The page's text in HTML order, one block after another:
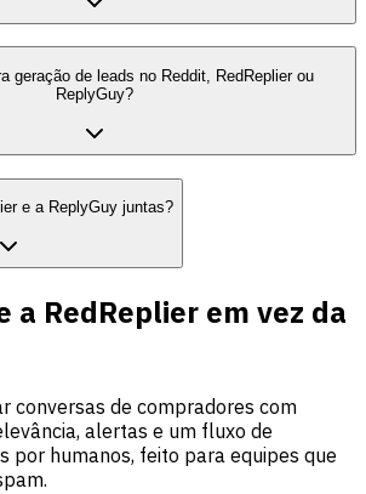
geração de leads no Reddit, RedReplier ou
ReplyGuy?
e a ReplyGuy juntas?
a RedReplier em vez da
conversas de compradores com
alertas e um fluxo de
por humanos, feito para equipes que